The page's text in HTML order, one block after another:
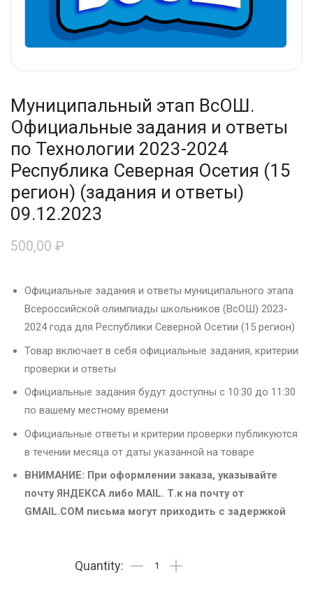
Муниципальный этап ВсОШ.
Официальные задания и ответы
по Технологии 2023-2024
Республика Северная Осетия (15
регион) (задания и ответы)
09.12.2023
500,00 ₽
Официальные задания и ответы муниципального этапа
Всероссийской олимпиады школьников (ВсОШ) 2023-
2024 года для Республики Северной Осетии (15 регион)
Товар включает в себя официальные задания, критерии
проверки и ответы
Официальные задания будут доступны с 10:30 до 11:30
по вашему местному времени
Официальные ответы и критерии проверки публикуются
в течении месяца от даты указанной на товаре
ВНИМАНИЕ: При оформлении заказа, указывайте
почту ЯНДЕКСА либо MAIL. Т.к на почту от
GMAIL.COM письма могут приходить с задержкой